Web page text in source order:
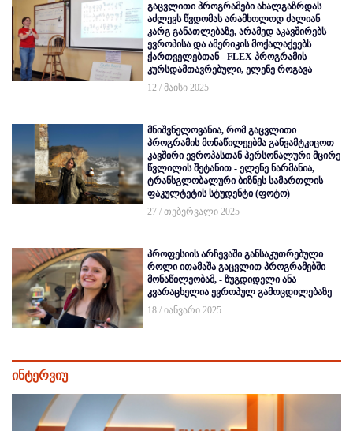
გაცვლითი პროგრამები ახალგაზრდას
აძლევს წვდომას არამხოლოდ ძალიან
კარგ განათლებაზე, არამედ აკავშირებს
ევროპისა და ამერიკის მოქალაქეებს
ქართველებთან - FLEX პროგრამის
კურსდამთავრებული, ელენე როგავა
12 / მაისი 2025
მნიშვნელოვანია, რომ გაცვლითი
პროგრამის მონაწილეებმა განვამტკიცოთ
კავშირი ევროპასთან პერსონალური მცირე
წვლილის შეტანით - ელენე ნარმანია,
ტრანსგლობალური ბიზნეს სამართლის
ფაკულტეტის სტუდენტი (ფოტო)
27 / თებერვალი 2025
პროფესიის არჩევაში განსაკუთრებული
როლი ითამაშა გაცვლით პროგრამებში
მონაწილეობამ, - ზუგდიდელი ანა
კვარაცხელია ევროპულ გამოცდილებაზე
18 / იანვარი 2025
ინტერვიუ